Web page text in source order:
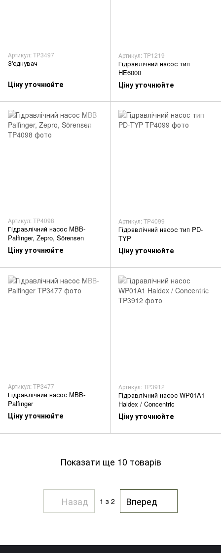
Артикул: TP3497
З'єднувач
Ціну уточнюйте
Артикул: TP1219
Гідравлічний насос тип
HE6000
Ціну уточнюйте
Артикул: TP4098
Гідравлічний насос MBB-
Palfinger, Zepro, Sörensen
Ціну уточнюйте
Артикул: TP4099
Гідравлічний насос тип PD-
TYP
Ціну уточнюйте
Артикул: TP3477
Гідравлічний насос MBB-
Palfinger
Ціну уточнюйте
Артикул: TP3912
Гідравлічний насос WP01A1
Haldex / Concentric
Ціну уточнюйте
Показати ще 10 товарів
Назад 1 з 2 Вперед